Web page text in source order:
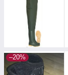
–20%